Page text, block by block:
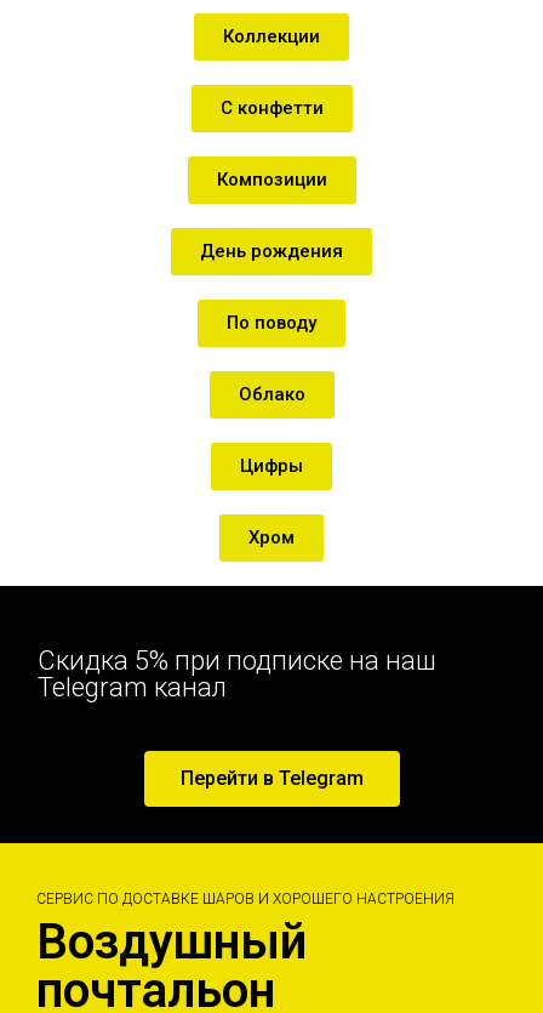
Коллекции
С конфетти
Композиции
День рождения
По поводу
Облако
Цифры
Хром
Скидка 5% при подписке на наш
Telegram канал
Перейти в Telegram
СЕРВИС ПО ДОСТАВКЕ ШАРОВ И ХОРОШЕГО НАСТРОЕНИЯ
Воздушный
почтальон